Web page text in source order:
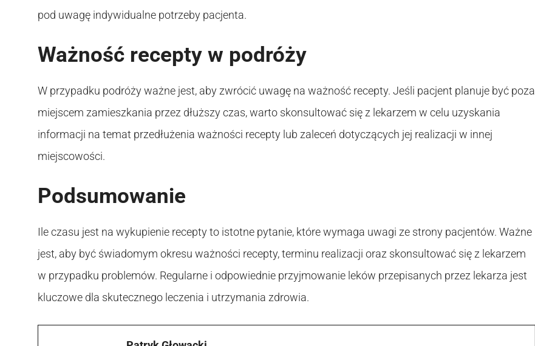
pod uwagę indywidualne potrzeby pacjenta.
Ważność recepty w podróży
W przypadku podróży ważne jest, aby zwrócić uwagę na ważność recepty. Jeśli pacjent planuje być poza
miejscem zamieszkania przez dłuższy czas, warto skonsultować się z lekarzem w celu uzyskania
informacji na temat przedłużenia ważności recepty lub zaleceń dotyczących jej realizacji w innej
miejscowości.
Podsumowanie
Ile czasu jest na wykupienie recepty to istotne pytanie, które wymaga uwagi ze strony pacjentów. Ważne
jest, aby być świadomym okresu ważności recepty, terminu realizacji oraz skonsultować się z lekarzem
w przypadku problemów. Regularne i odpowiednie przyjmowanie leków przepisanych przez lekarza jest
kluczowe dla skutecznego leczenia i utrzymania zdrowia.